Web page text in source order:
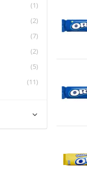
(1)
(2)
(1)
(1)
(2)
(7)
(2)
(5)
(11)
(4)
(8)